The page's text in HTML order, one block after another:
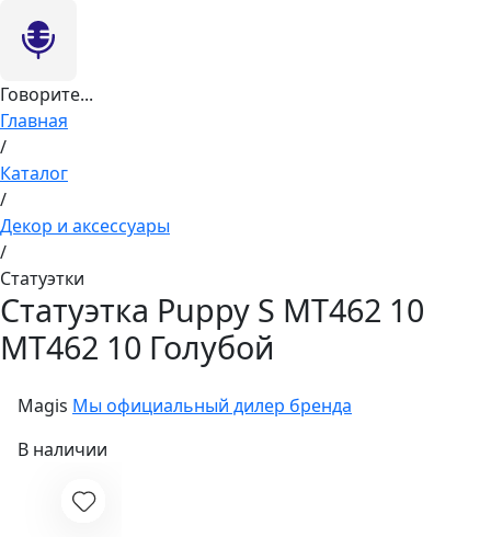
Говорите...
Главная
/
Каталог
/
Декор и аксессуары
/
Статуэтки
Статуэтка Puppy S MT462 10
MT462 10 Голубой
Magis Мы официальный дилер бренда
В наличии